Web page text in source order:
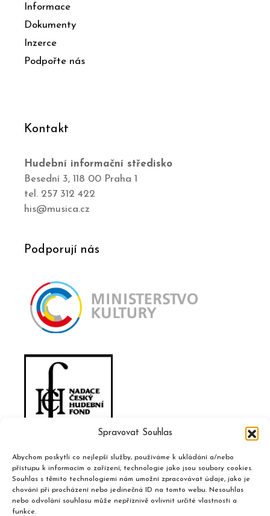
Spravovat Souhlas
Abychom poskytli co nejlepší služby, používáme k ukládání a/nebo
přístupu k informacím o zařízení, technologie jako jsou soubory cookies.
Souhlas s těmito technologiemi nám umožní zpracovávat údaje, jako je
chování při procházení nebo jedinečná ID na tomto webu. Nesouhlas
nebo odvolání souhlasu může nepříznivě ovlivnit určité vlastnosti a
funkce.
Informace
Dokumenty
Inzerce
Podpořte nás
Kontakt
Hudební informační středisko
Besední 3, 118 00 Praha 1
tel. 257 312 422
his@musica.cz
Podporují nás